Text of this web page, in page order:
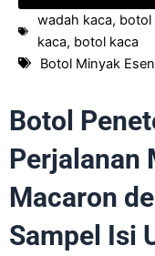
wadah kaca, botol
kaca, botol kaca
Botol Minyak
Botol
Perjalanan
Macaron
Sampel Isi